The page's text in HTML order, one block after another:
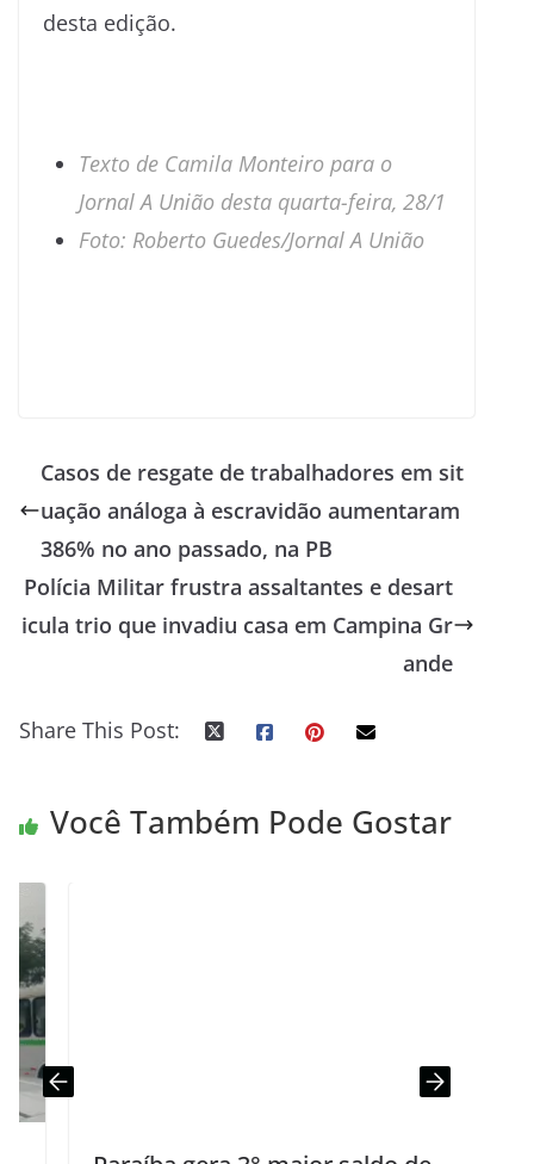
desta edição.
Texto de Camila Monteiro para o
Jornal A União desta quarta-feira, 28/1
Foto: Roberto Guedes/Jornal A União
Casos de resgate de trabalhadores em sit
uação análoga à escravidão aumentaram
386% no ano passado, na PB
Polícia Militar frustra assaltantes e desart
icula trio que invadiu casa em Campina Gr
ande
Share This Post:
Você Também Pode Gostar